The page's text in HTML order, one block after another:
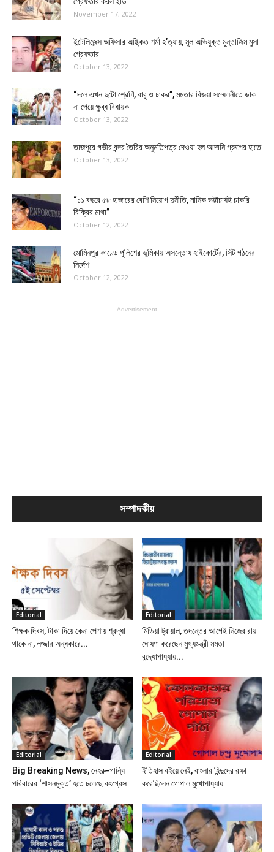
November 17, 2022
ইন্টেলিজেন্স অফিসার অঙ্কিত শর্মা হ’ত্যায়, মূল অভিযুক্ত মুন্তাজিম মুসা
গ্রেফতার
October 13, 2022
“দলে এখন দুটো শ্রেণি, বাবু ও চাকর”, মমতার বিজয়া সম্মেলনীতে ডাক
না পেয়ে ক্ষুব্ধ বিধায়ক
October 13, 2022
তাজপুরে গভীর বন্দর তৈরির অনুমতিপত্র দেওয়া হল আদানি গ্রুপের হাতে
October 13, 2022
“১১ বছরে ৫৮ হাজারের বেশি নিয়োগ দুর্নীতি, মানিক ভট্টাচার্যই চাকরি
বিক্রির মাথা”
October 12, 2022
মোমিনপুর কাণ্ডে পুলিশের ভূমিকায় অসন্তোষ হাইকোর্টের, সিট গঠনের
নির্দেশ
October 12, 2022
- Advertisement -
সম্পাদকীয়
Editorial
শিক্ষক দিবস, টাকা দিয়ে কেনা পেশায় শ্রদ্ধা
থাকে না, লজ্জার অন্ধকারে...
Editorial
মিডিয়া ট্রায়াল, তদন্তের আগেই নিজের রায়
ঘোষণা করেছেন মুখ্যমন্ত্রী মমতা
বন্দ্যোপাধ্যায়...
Editorial
Big Breaking News, নেহরু-গান্ধি
পরিবারের ‘শাসনমুক্ত’ হতে চলেছে কংগ্রেস
Editorial
ইতিহাস বইয়ে নেই, বাংলার হিন্দুদের রক্ষা
করেছিলেন গোপাল মুখোপাধ্যায়